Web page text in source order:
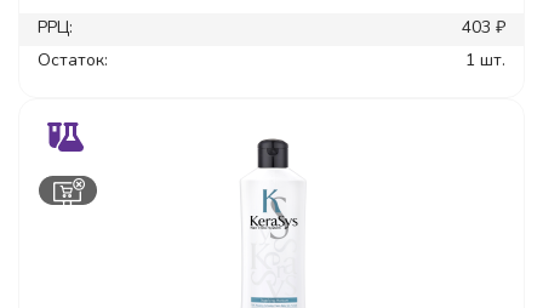
РРЦ:
403 ₽
Остаток:
1 шт.